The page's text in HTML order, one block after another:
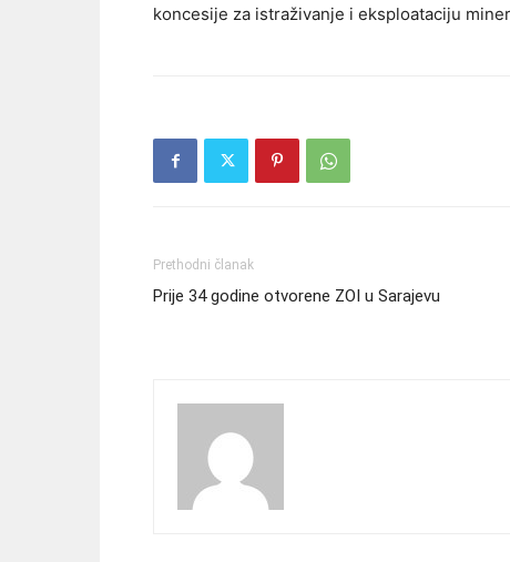
koncesije za istraživanje i eksploataciju
Prethodni članak
Prije 34 godine otvorene ZOI u Sarajevu